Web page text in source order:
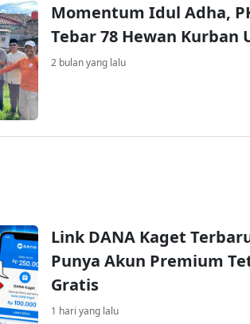
Momentum Idul Adha,
Tebar 78 Hewan Kurban
2 bulan yang lalu
Link DANA Kaget
Punya Akun Premium
Gratis
1 hari yang lalu